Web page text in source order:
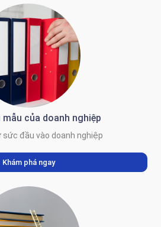
của doanh nghiệp
sức đầu vào doanh nghiệp
Khám phá ngay